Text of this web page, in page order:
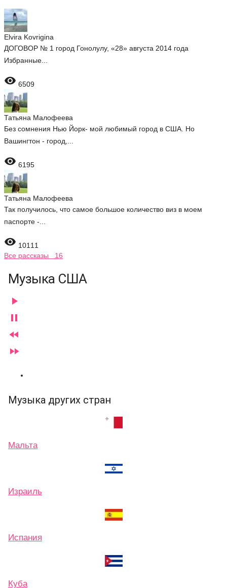
Elvira Kovrigina
ДОГОВОР № 1 город Гонолулу, «28» августа 2014 года
Избранные...
 6509
Татьяна Малофеева
Без сомнения Нью Йорк- мой любимый город в США. Но
Вашингтон - город,...
 6195
Татьяна Малофеева
Так получилось, что самое большое количество виз в моем
паспорте -...
 10111
Все рассказы 16
Музыка США




Музыка других стран
Мальта
Израиль
Испания
Куба